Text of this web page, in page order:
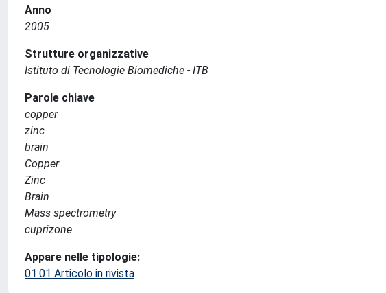
Anno
2005
Strutture organizzative
Istituto di Tecnologie Biomediche - ITB
Parole chiave
copper
zinc
brain
Copper
Zinc
Brain
Mass spectrometry
cuprizone
Appare nelle tipologie:
01.01 Articolo in rivista